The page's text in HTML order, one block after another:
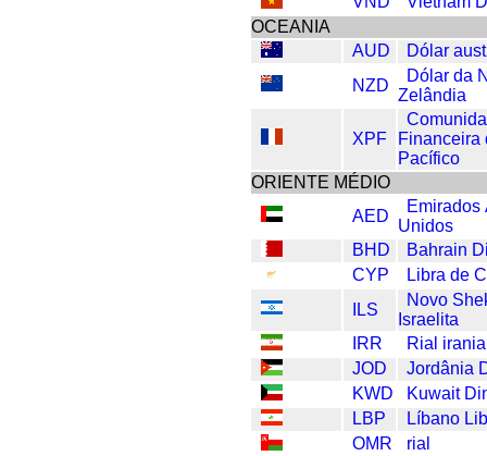
OCEANIA
AUD
Dólar
NZD
Dólar da
Zelândia
XPF
Financeira
Pacífico
ORIENTE MÉDIO
AED
Emirados
Unidos
BHD
Bahrain
CYP
Libra de
ILS
Novo
Israelita
IRR
Rial
JOD
Jordânia
KWD
Kuwait
LBP
Líbano
OMR
rial